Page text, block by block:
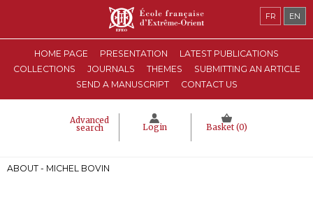
HOME PAGE PRESENTATION
LATEST PUBLICATIONS
COLLECTIONS
JOURNALS THEMES
SUBMITTING AN ARTICLE
SEND A MANUSCRIPT
CONTACT US
Advanced
search Login Basket (0)
FR EN
ABOUT - MICHEL BOVIN